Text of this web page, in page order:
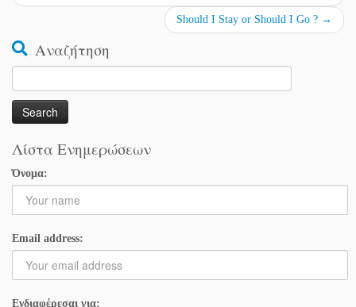
Should I Stay or Should I Go ? →
Αναζήτηση
for:
Λίστα Ενημερώσεων
Όνομα:
Email address:
Ενδιαφέρεσαι για: